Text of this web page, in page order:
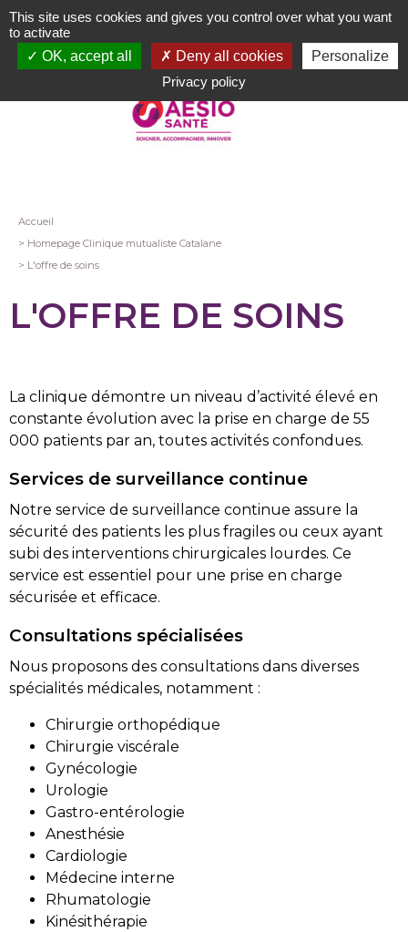
Aller
au
contenu
Fil
d'Ariane
Accueil
Homepage Clinique mutualiste Catalane
L'offre de soins
L'OFFRE DE SOINS
La clinique démontre un niveau d’activité élevé en
constante évolution avec la prise en charge de 55
000 patients par an, toutes activités confondues.
Services de surveillance continue
Notre service de surveillance continue assure la
sécurité des patients les plus fragiles ou ceux ayant
subi des interventions chirurgicales lourdes. Ce
service est essentiel pour une prise en charge
sécurisée et efficace.
Consultations spécialisées
Nous proposons des consultations dans diverses
spécialités médicales, notamment :
Chirurgie orthopédique
Chirurgie viscérale
Gynécologie
Urologie
Gastro-entérologie
Anesthésie
Cardiologie
Médecine interne
Rhumatologie
Kinésithérapie
This site uses cookies and gives you control over what you want
to activate
OK, accept all
Deny all cookies
Personalize
Privacy policy